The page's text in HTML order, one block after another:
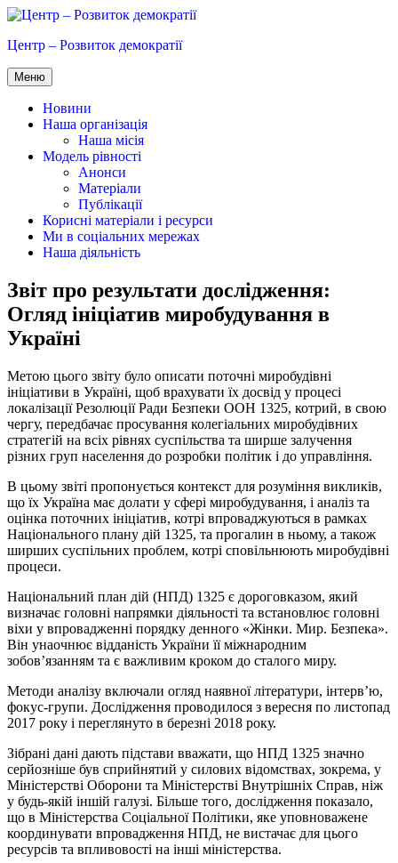
Перейти
вмісту
Центр – Розвиток демократії
Меню
Новини
Наша організація
Наша місія
Модель рівності
Анонси
Матеріали
Публікації
Корисні матеріали і ресурси
Ми в соціальних мережах
Наша діяльність
Звіт про результати дослідження:
Огляд ініціатив миробудування в
Україні
Метою цього звіту було описати поточні миробудівні
ініціативи в Україні, щоб врахувати їх досвід у процесі
локалізації Резолюції Ради Безпеки ООН 1325, котрий, в свою
чергу, передбачає просування колегіальних миробудівних
стратегій на всіх рівнях суспільства та ширше залучення
різних груп населення до розробки політик і до управління.
В цьому звіті пропонується контекст для розуміння викликів,
що їх Україна має долати у сфері миробудування, і аналіз та
оцінка поточних ініціатив, котрі впроваджуються в рамках
Національного плану дій 1325, та прогалин в ньому, а також
ширших суспільних проблем, котрі сповільнюють миробудівні
процеси.
Національний план дій (НПД) 1325 є дороговказом, який
визначає головні напрямки діяльності та встановлює головні
віхи у впровадженні порядку денного «Жінки. Мир. Безпека».
Він унаочнює відданість України її міжнародним
зобов’язанням та є важливим кроком до сталого миру.
Методи аналізу включали огляд наявної літератури, інтерв’ю,
фокус-групи. Дослідження проводилося з вересня по листопад
2017 року і переглянуто в березні 2018 року.
Зібрані дані дають підстави вважати, що НПД 1325 значно
серйозніше був сприйнятий у силових відомствах, зокрема, у
Міністерстві Оборони та Міністерстві Внутрішніх Справ, ніж
у будь-якій іншій галузі. Більше того, дослідження показало,
що в Міністерства Соціальної Політики, яке уповноважене
координувати впровадження НПД, не вистачає для цього
ресурсів та впливовості на інші міністерства.